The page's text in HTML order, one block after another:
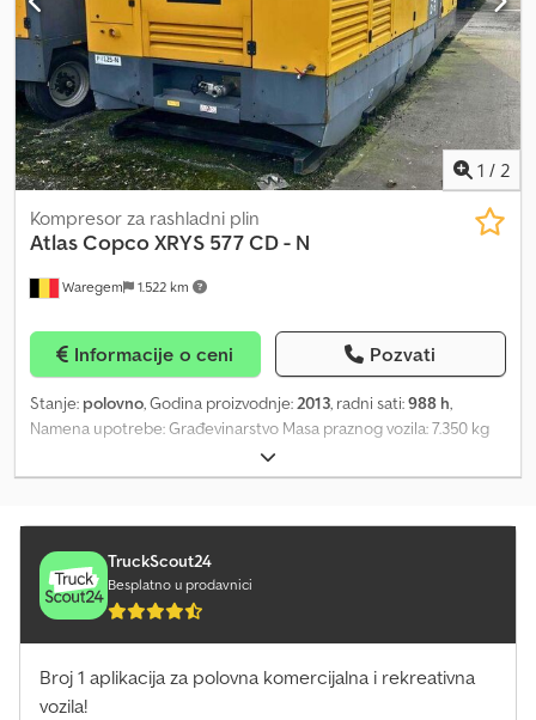
nemački, engleski -- WhatsApp nemački, engleski, arapski
1 / 2
Waregem 1.522 km
Kompresor za rashladni plin
Atlas CopcoXRYS 577 CD - N
Informacije o ceni Pozvati
Stanje: polovno, Godina proizvodnje:2013, radni sati:988 h,
Namena upotrebe: Građevinarstvo Masa praznog vozila: 7.350 kg
Dkedpjytutdjfx Abuor Marka motora: Caterpillar C18 Acert T3
Protok: 34,2 m³ / m Radni pritisak: 35 bara Kontaktirajte Odeljenje
TruckScout24
Besplatno u prodavnici
Broj 1 aplikacija za polovna komercijalna i rekreativna
vozila!